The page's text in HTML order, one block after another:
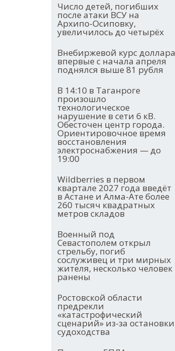
Число детей, погибших
после атаки ВСУ на
Архипо-Осиповку,
увеличилось до четырёх
Внебиржевой курс доллара
впервые с начала апреля
поднялся выше 81 рубля
В 14:10 в Таганроге
произошло
технологическое
нарушение в сети 6 кВ.
Обесточен центр города.
Ориентировочное время
восстановления
электроснабжения — до
19:00
Wildberries в первом
квартале 2027 года введёт
в Астане и Алма-Ате более
260 тысяч квадратных
метров складов
Военный под
Севастополем открыл
стрельбу, погиб
сослуживец и три мирных
жителя, несколько человек
ранены
Ростовской области
предрекли
«катастрофический
сценарий» из-за остановки
судоходства